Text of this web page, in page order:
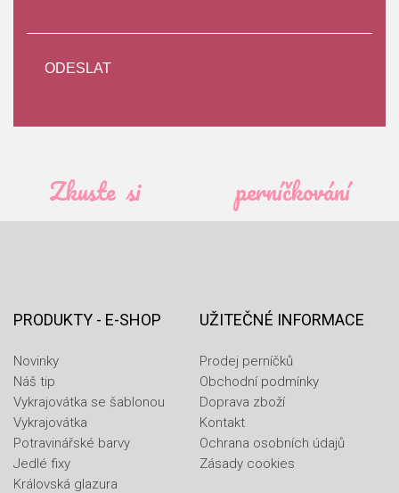
Zkuste si perníčkování
PRODUKTY - E-SHOP
Novinky
Náš tip
Vykrajovátka se šablonou
Vykrajovátka
Potravinářské barvy
Jedlé fixy
Královská glazura
UŽITEČNÉ INFORMACE
Prodej perníčků
Obchodní podmínky
Doprava zboží
Kontakt
Ochrana osobních údajů
Zásady cookies